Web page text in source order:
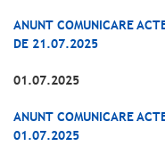
ANUNT COMUNICARE
DE 21.07.2025
01.07.2025
ANUNT COMUNICARE
01.07.2025